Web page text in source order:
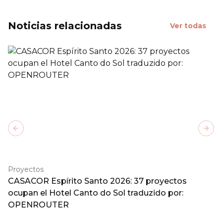
Noticias relacionadas Ver todas
Proyectos
CASACOR Espírito Santo 2026: 37 proyectos
ocupan el Hotel Canto do Sol traduzido por:
OPENROUTER
Previous slide